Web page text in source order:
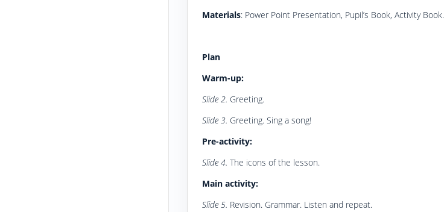
Materials: Power Point Presentation, Pupil’s Book, Activity Book.
Plan
Warm-up:
Slide 2. Greeting.
Slide 3. Greeting. Sing a song!
Pre-activity:
Slide 4. The icons of the lesson.
Main activity:
Slide 5. Revision. Grammar. Listen and repeat.